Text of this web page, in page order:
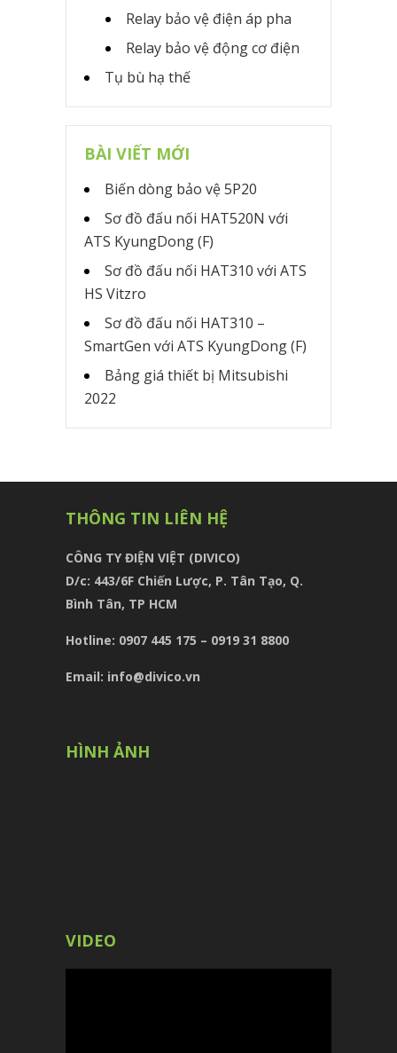
Relay bảo vệ điện áp pha
Relay bảo vệ động cơ điện
Tụ bù hạ thế
BÀI VIẾT MỚI
Biến dòng bảo vệ 5P20
Sơ đồ đấu nối HAT520N với
ATS KyungDong (F)
Sơ đồ đấu nối HAT310 với ATS
HS Vitzro
Sơ đồ đấu nối HAT310 –
SmartGen với ATS KyungDong (F)
Bảng giá thiết bị Mitsubishi
2022
THÔNG TIN LIÊN HỆ
CÔNG TY ĐIỆN VIỆT (DIVICO)
D/c: 443/6F Chiến Lược, P. Tân Tạo, Q.
Bình Tân, TP HCM
Hotline: 0907 445 175 – 0919 31 8800
Email: info@divico.vn
HÌNH ẢNH
VIDEO